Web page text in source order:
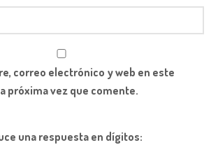
correo electrónico y web en este
próxima vez que comente.
una respuesta en dígitos: